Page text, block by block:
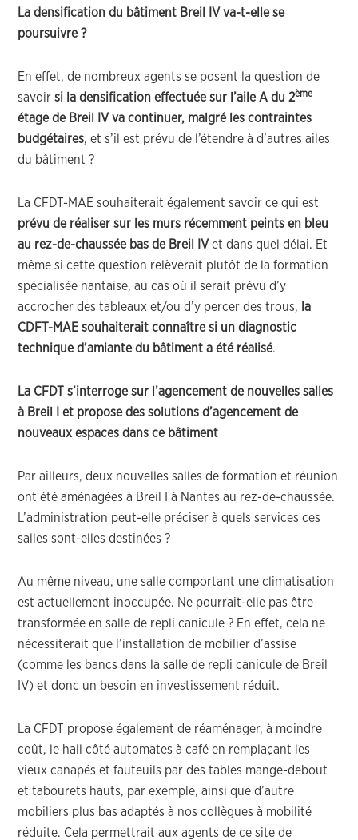
La densification du bâtiment Breil IV va-t-elle se
poursuivre ?
En effet, de nombreux agents se posent la question de
savoirsi la densification effectuée sur l’aile A du 2ème
étage de Breil IV va continuer, malgré les contraintes
budgétaires, et s’il est prévu de l’étendre à d’autres ailes
du bâtiment ?
La CFDT-MAE souhaiterait également savoir ce qui est
prévu de réaliser sur les murs récemment peints en bleu
au rez-de-chaussée bas de Breil IV et dans quel délai. Et
même si cette question relèverait plutôt de la formation
spécialisée nantaise, au cas où il serait prévu d’y
accrocher des tableaux et/ou d’y percer des trous, la
CDFT-MAE souhaiterait connaître si un diagnostic
technique d’amiante du bâtiment a été réalisé.
La CFDT s’interroge sur l’agencement de nouvelles salles
à Breil I et propose des solutions d’agencement de
nouveaux espaces dans ce bâtiment
Par ailleurs, deux nouvelles salles de formation et réunion
ont été aménagées à Breil I à Nantes au rez-de-chaussée.
L’administration peut-elle préciser à quels services ces
salles sont-elles destinées ?
Au même niveau, une salle comportant une climatisation
est actuellement inoccupée. Ne pourrait-elle pas être
transformée en salle de repli canicule ? En effet, cela ne
nécessiterait que l’installation de mobilier d’assise
(comme les bancs dans la salle de repli canicule de Breil
IV) et donc un besoin en investissement réduit.
La CFDT propose également de réaménager, à moindre
coût, le hall côté automates à café en remplaçant les
vieux canapés et fauteuils par des tables mange-debout
et tabourets hauts, par exemple, ainsi que d’autre
mobiliers plus bas adaptés à nos collègues à mobilité
réduite. Cela permettrait aux agents de ce site de